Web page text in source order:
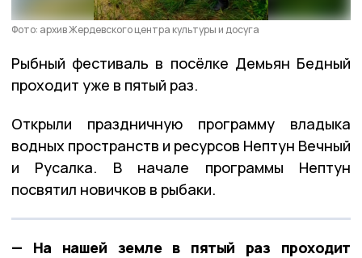
Фото: архив Жердевского центра культуры и досуга
Рыбный фестиваль в посёлке Демьян Бедный
проходит уже в пятый раз.
Открыли праздничную программу владыка
водных пространств и ресурсов Нептун Вечный
и Русалка. В начале программы Нептун
посвятил новичков в рыбаки.
— На нашей земле в пятый раз проходит